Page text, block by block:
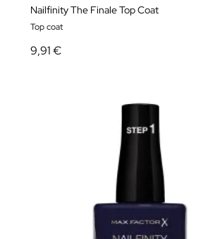
Nailfinity The Finale Top Coat
Top coat
9,91 €